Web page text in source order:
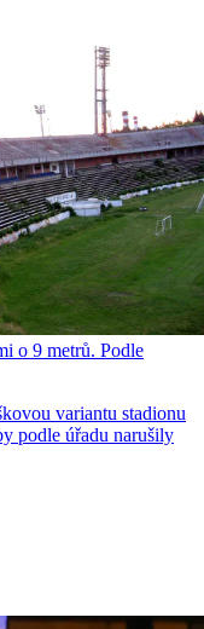
o 9 metrů. Podle
variantu stadionu
podle úřadu narušily